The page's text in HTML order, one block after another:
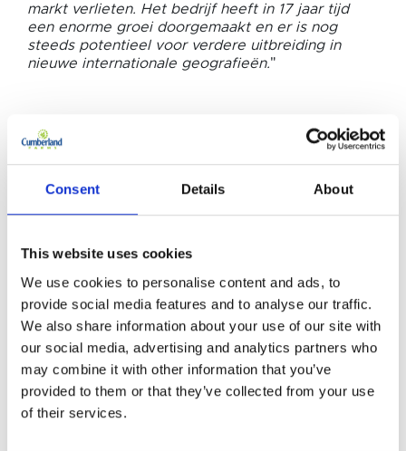
Consent Details About
This website uses cookies
We use cookies to personalise content and ads, to
provide social media features and to analyse our traffic.
We also share information about your use of our site with
our social media, advertising and analytics partners who
may combine it with other information that you’ve
provided to them or that they’ve collected from your use
of their services.
markt verlieten. Het bedrijf heeft in 17 jaar tijd
een enorme groei doorgemaakt en er is nog
steeds potentieel voor verdere uitbreiding in
nieuwe internationale geografieën."
Gerelateerde
nieuwsartikelen
GERELATEERDE